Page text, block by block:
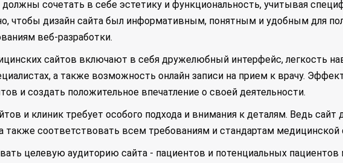
сочетать в себе эстетику и функциональность, учитывая
чтобы дизайн сайта был информативным, понятным и удобным для
веб-разработки.
сайтов включают в себя дружелюбный интерфейс, легкость
а также возможность онлайн записи на прием к врачу.
и создать положительное впечатление о своей деятельности.
и клиник требует особого подхода и внимания к деталям. Ведь
соответствовать всем требованиям и стандартам медицинской
целевую аудиторию сайта - пациентов и потенциальных